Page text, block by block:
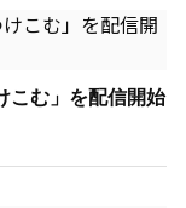
こむ」を配信開始